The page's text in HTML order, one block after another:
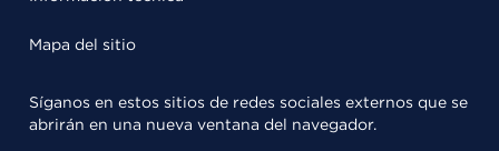
Mapa del sitio
Síganos en estos sitios de redes sociales externos que se
abrirán en una nueva ventana del navegador.